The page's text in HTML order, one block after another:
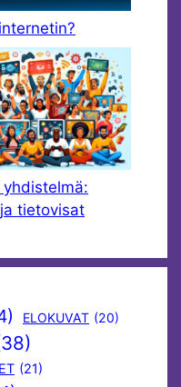
tietovisat
ELOKUVAT (20)
(21)